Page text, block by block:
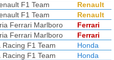
F1 Team
Renault
F1 Team
Renault
Ferrari Marlboro
Ferrari
Ferrari Marlboro
Ferrari
Racing F1 Team
Honda
Racing F1 Team
Honda